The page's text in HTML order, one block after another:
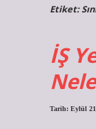
Etiket:
İŞ
Tarih: Eylül